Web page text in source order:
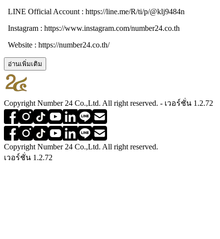
LINE Official Account : https://line.me/R/ti/p/@klj9484n
Instagram : https://www.instagram.com/number24.co.th
Website : https://number24.co.th/
อ่านเพิ่มเติม
Copyright Number 24 Co.,Ltd. All right reserved. - เวอร์ชั่น 1.2.72
Copyright Number 24 Co.,Ltd. All right reserved.
เวอร์ชั่น 1.2.72